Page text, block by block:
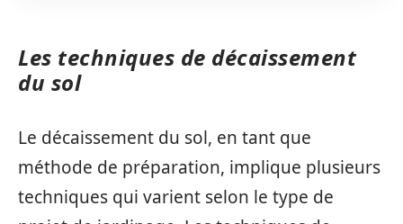
Les techniques de décaissement
du sol
Le décaissement du sol, en tant que
méthode de préparation, implique plusieurs
techniques qui varient selon le type de